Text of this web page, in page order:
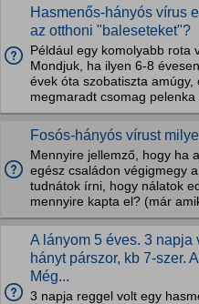
Hasmenős-hányós vírus
az otthoni "baleseteket"?
Például egy komolyabb rota
Mondjuk, ha ilyen 6-8
évek óta szobatiszta amúgy,
megmaradt csomag
Fosós-hányós vírust
Mennyire jellemző, hogy ha
egész családon végigmegy
tudnátok írni, hogy nálatok
mennyire kapta el? (már
A lányom 5 éves. 3 napja
hányt párszor, kb 7-szer.
Még...
3 napja reggel volt egy